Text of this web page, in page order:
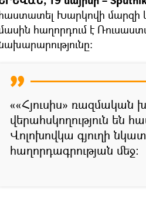
Խարկովի մարզի
հաղորդում է
««Հյուսիս» ռազմական
վերահսկողություն են
Վոլոխովկա գյուղի
հաղորդագրության մեջ։